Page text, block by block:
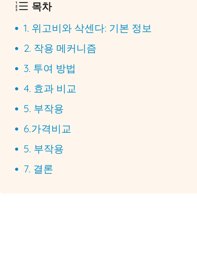
목차
1. 위고비와 삭센다: 기본 정보
2. 작용 메커니즘
3. 투여 방법
4. 효과 비교
5. 부작용
6.가격비교
5. 부작용
7. 결론